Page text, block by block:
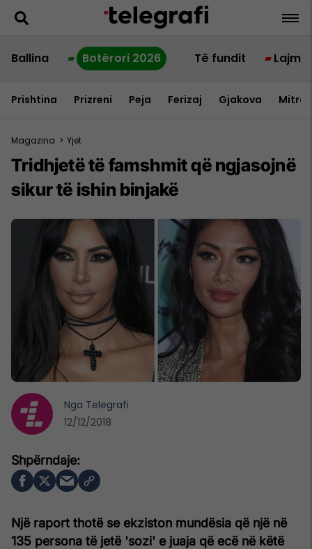
Ballina Botërori 2026 Të fundit Lajme
Prishtina Prizreni Peja Ferizaj Gjakova
Magazina > Yjet
Tridhjetë të famshmit që ngjasojnë
sikur të ishin binjakë
Një raport thotë se ekziston mundësia që një në
135 persona të jetë 'sozi' e juaja që ecë në këtë
Nga Telegrafi
12/12/2018